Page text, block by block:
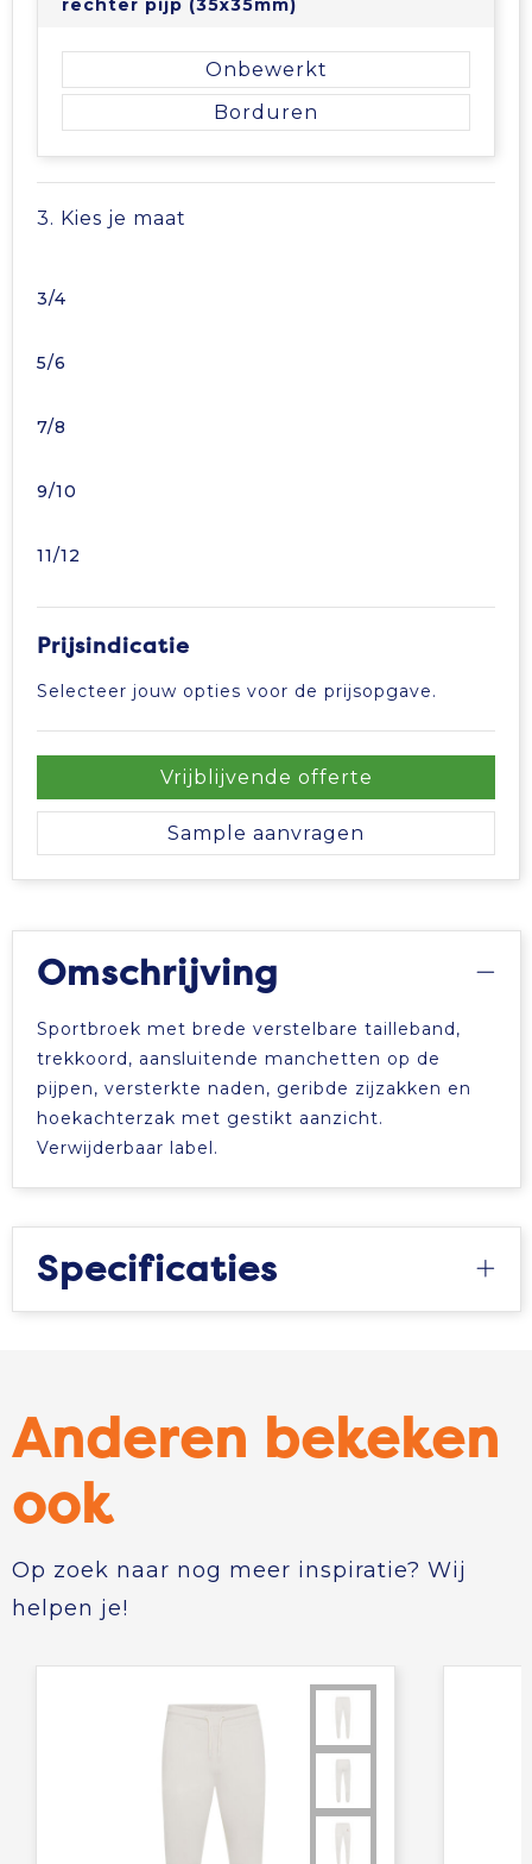
rechter pijp (35x35mm)
Onbewerkt
Borduren
3. Kies je maat
3/4
5/6
7/8
9/10
11/12
Prijsindicatie
Selecteer jouw opties voor de prijsopgave.
Vrijblijvende offerte
Sample aanvragen
Omschrijving
Sportbroek met brede verstelbare tailleband,
trekkoord, aansluitende manchetten op de
pijpen, versterkte naden, geribde zijzakken en
hoekachterzak met gestikt aanzicht.
Verwijderbaar label.
Specificaties
Anderen bekeken
ook
Op zoek naar nog meer inspiratie? Wij
helpen je!